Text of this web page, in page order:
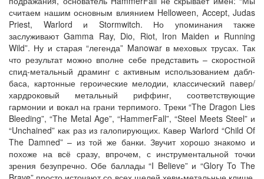
считаем нашим основным влиянием Helloween, Accept, Judas
Priest, Warlord и Stormwitch. Но упоминания также
заслуживают Gamma Ray, Dio, Riot, Iron Maiden и Running
Wild”. Ну и старая “легенда” Manowar в меховых трусах. Так
что результат можно вполне себе представить – скоростной
спид-метальный драминг с активным использованием дабл-
баса, картонные героические мелодии, классический павер/
хардроковый метальный риффинг, соответствующие
гармонии и вокал на грани терпимого. Треки “The Dragon Lies
Bleeding”, “The Metal Age”, “HammerFall”, “Steel Meets Steel” и
“Unchained” как раз из галопирующих. Кавер Warlord “Child Of
The Damned” – из той же банки. Звучит хорошо знакомо и
похоже на всё сразу, впрочем, с инструментальной точки
зрения безупречно. Обе баллады “I Believe” и “Glory To The